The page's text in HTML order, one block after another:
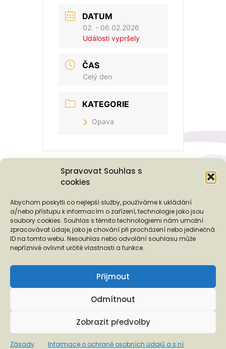
Spravovat Souhlas s
cookies
Abychom poskytli co nejlepší služby, používáme k ukládání
a/nebo přístupu k informacím o zařízení, technologie jako jsou
soubory cookies. Souhlas s těmito technologiemi nám umožní
zpracovávat údaje, jako je chování při procházení nebo jedinečná
ID na tomto webu. Nesouhlas nebo odvolání souhlasu může
nepříznivě ovlivnit určité vlastnosti a funkce.
Přijmout
Odmítnout
Zobrazit předvolby
Zásady Informace o ochraně osobních údajů a s ní
DATUM
02. - 06.02.2026
Události vypršely
ČAS
Celý den
KATEGORIE
Opava
Podporují nás...
❬ ❭
Informace o ochraně osobních údajů a s ní spojených